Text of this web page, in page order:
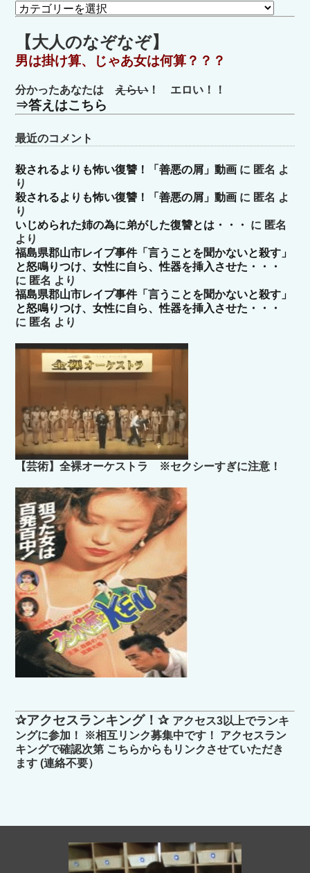
カ
テ
ゴ
リ
ー
【大人のなぞなぞ】
男は掛け算、じゃあ女は何算？？？
分かったあなたはえらい！ エロい！！
⇒答えはこちら
最近のコメント
殺されるよりも怖い復讐！「善悪の屑」動画 に 匿名 よ
り
殺されるよりも怖い復讐！「善悪の屑」動画 に 匿名 よ
り
いじめられた姉の為に弟がした復讐とは・・・
に 匿名
より
福島県郡山市レイプ事件「言うことを聞かないと殺す」
と怒鳴りつけ、女性に自ら、性器を挿入させた・・・
に 匿名 より
福島県郡山市レイプ事件「言うことを聞かないと殺す」
と怒鳴りつけ、女性に自ら、性器を挿入させた・・・
に 匿名 より
【芸術】全裸オーケストラ ※セクシーすぎに注意！
✰アクセスランキング！✰ アクセス3以上でランキ
ングに参加！ ※相互リンク募集中です！ アクセスラン
キングで確認次第 こちらからもリンクさせていただき
ます (連絡不要）